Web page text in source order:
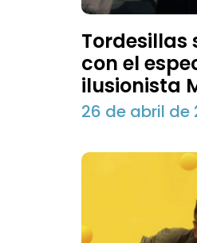
Tordesillas
con el
ilusionista
26 de abril de